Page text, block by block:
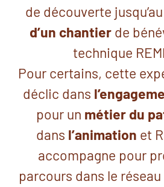
de découverte jusqu’au
d’un chantierde
technique
Pour certains, cette
déclic dans
pour un métier du
dans l’animation et
accompagne pour
parcours dans le